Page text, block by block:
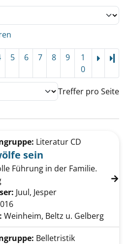
5 6 7 8 9
1
0
Treffer pro Seite
von Leitwölfe sein anzeigen
Literatur CD
sein
Führung in der Familie.
Juul, Jesper
Weinheim, Beltz u. Gelberg
Belletristik